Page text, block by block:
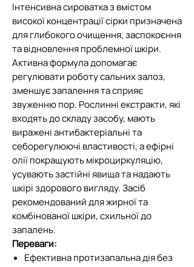
Інтенсивна сироватка з вмістом
високої концентрації сірки призначена
для глибокого очищення, заспокоєння
та відновлення проблемної шкіри.
Активна формула допомагає
регулювати роботу сальних залоз,
зменшує запалення та сприяє
звуженню пор. Рослинні екстракти, які
входять до складу засобу, мають
виражені антибактеріальні та
себорегулюючі властивості, а ефірні
олії покращують мікроциркуляцію,
усувають застійні явища та надають
шкірі здорового вигляду. Засіб
рекомендований для жирної та
комбінованої шкіри, схильної до
запалень.
Переваги:
Ефективна протизапальна дія без